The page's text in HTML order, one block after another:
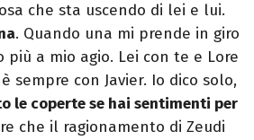
che sta uscendo di lei e lui.
. Quando una mi prende in giro
a mio agio. Lei con te e Lore
sempre con Javier. Io dico solo,
le coperte se hai sentimenti per
che il ragionamento di Zeudi